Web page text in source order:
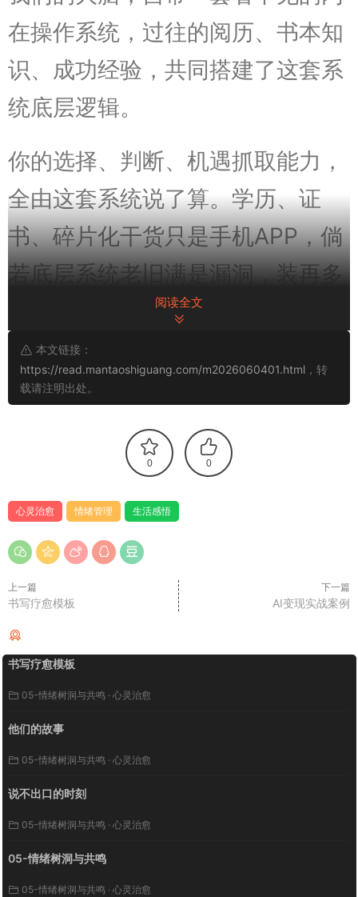
在操作系统，过往的阅历、书本知
识、成功经验，共同搭建了这套系
统底层逻辑。
你的选择、判断、机遇抓取能力，
全由这套系统说了算。学历、证
书、碎片化干货只是手机APP，倘
若底层系统老旧满是漏洞，装再多
新知识，也很难落地变现、突破困
局。
成长的本质，从来不是不停囤积知
识，而是定期推翻旧系统、迭代心
在身上的旧记号
朱熹曾说：半日读书，半日静坐。
读书是向外求索，静坐是向内自
条必经之路。向外学习，核心是跳
出固有认知陷阱，破除路径依赖。
事：
阅读全文
本文链接：
https://read.mantaoshiguang.com/m2026060401.html ，转
载请注明出处。
0 0
心灵治愈 情绪管理 生活感悟
上一篇
书写疗愈模板
下一篇
AI变现实战案例
书写疗愈模板
05-情绪树洞与共鸣 · 心灵治愈
他们的故事
05-情绪树洞与共鸣 · 心灵治愈
说不出口的时刻
05-情绪树洞与共鸣 · 心灵治愈
05-情绪树洞与共鸣
05-情绪树洞与共鸣 · 心灵治愈